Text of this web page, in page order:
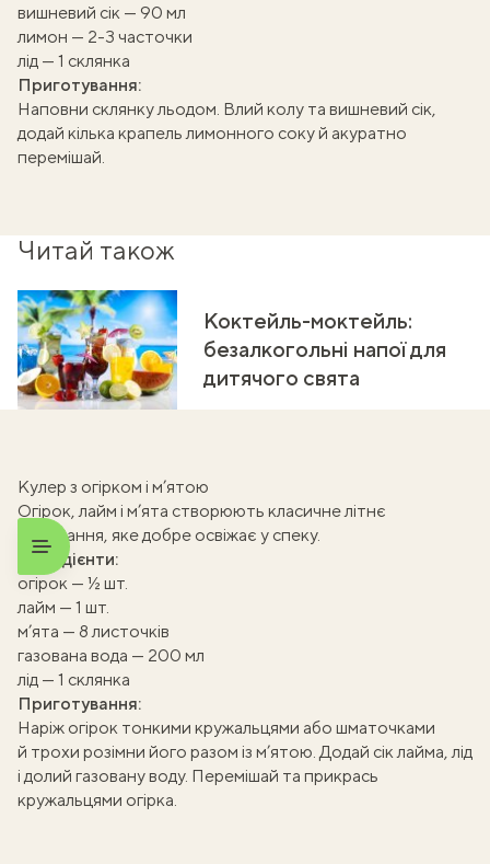
вишневий сік — 90 мл
лимон — 2-3 часточки
лід — 1 склянка
Приготування:
Наповни склянку льодом. Влий колу та вишневий сік,
додай кілька крапель лимонного соку й акуратно
перемішай.
Читай також
Коктейль-моктейль:
безалкогольні напої для
дитячого свята
Кулер з огірком і м’ятою
Огірок, лайм і м’ята створюють класичне літнє
поєднання, яке добре освіжає у спеку.
Інгредієнти:
огірок — ½ шт.
лайм — 1 шт.
м’ята — 8 листочків
газована вода — 200 мл
лід — 1 склянка
Приготування:
Наріж огірок тонкими кружальцями або шматочками
й трохи розімни його разом із м’ятою. Додай сік лайма, лід
і долий газовану воду. Перемішай та прикрась
кружальцями огірка.